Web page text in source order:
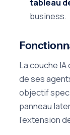
business.
La couche
de ses
objectif
panneau
l'extension